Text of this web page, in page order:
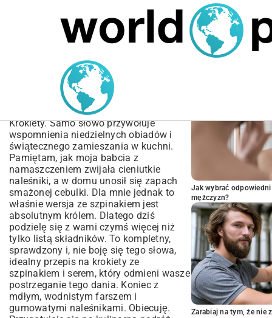
MARIUSZ ŁAMAGA 05.10.2025
Przepis na krokiety ze
szpinakiem i serem –
Domowy, Prosty i Pyszny
Krokiety. Samo słowo przywołuje
wspomnienia niedzielnych obiadów i
świątecznego zamieszania w kuchni.
Pamiętam, jak moja babcia z
namaszczeniem zwijała cieniutkie
naleśniki, a w domu unosił się zapach
smażonej cebulki. Dla mnie jednak to
właśnie wersja ze szpinakiem jest
absolutnym królem. Dlatego dziś
podzielę się z wami czymś więcej niż
tylko listą składników. To kompletny,
sprawdzony i, nie boję się tego słowa,
idealny przepis na krokiety ze
szpinakiem i serem, który odmieni wasze
postrzeganie tego dania. Koniec z
mdłym, wodnistym farszem i
gumowatymi naleśnikami. Obiecuję.
Jak wybrać
mężczyzn?
Zarabiaj na tym, że nie